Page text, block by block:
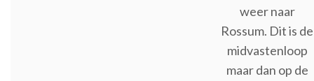
weer naar
Rossum. Dit is de
midvastenloop
maar dan op de